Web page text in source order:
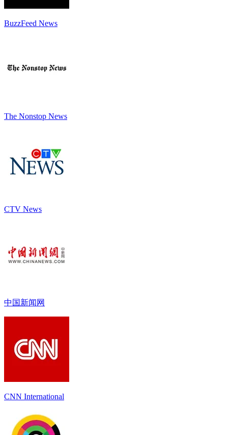
BuzzFeed News
The Nonstop News
CTV News
中国新闻网
CNN International